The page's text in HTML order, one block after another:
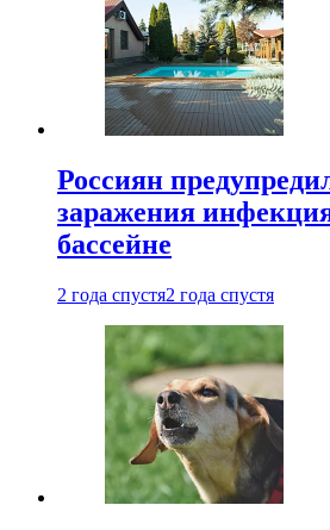
Россиян
заражения
бассейне
2 года спустя2 года спустя